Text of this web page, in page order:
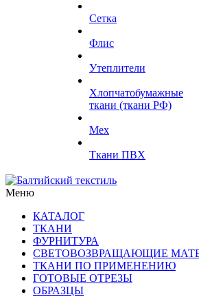
Сетка
Флис
Утеплители
Хлопчатобумажные
ткани (ткани РФ)
Мех
Ткани ПВХ
Меню
КАТАЛОГ
ТКАНИ
ФУРНИТУРА
СВЕТОВОЗВРАЩАЮЩИЕ
ТКАНИ ПО ПРИМЕНЕНИЮ
ГОТОВЫЕ ОТРЕЗЫ
ОБРАЗЦЫ